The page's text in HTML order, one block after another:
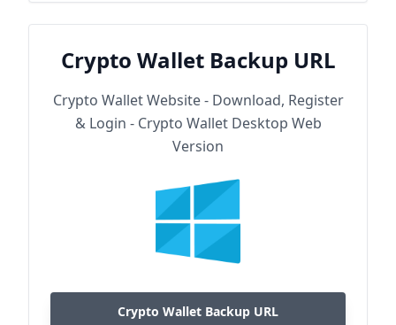
Crypto Wallet Backup URL
Crypto Wallet Website - Download, Register
& Login - Crypto Wallet Desktop Web
Version
Crypto Wallet Backup URL